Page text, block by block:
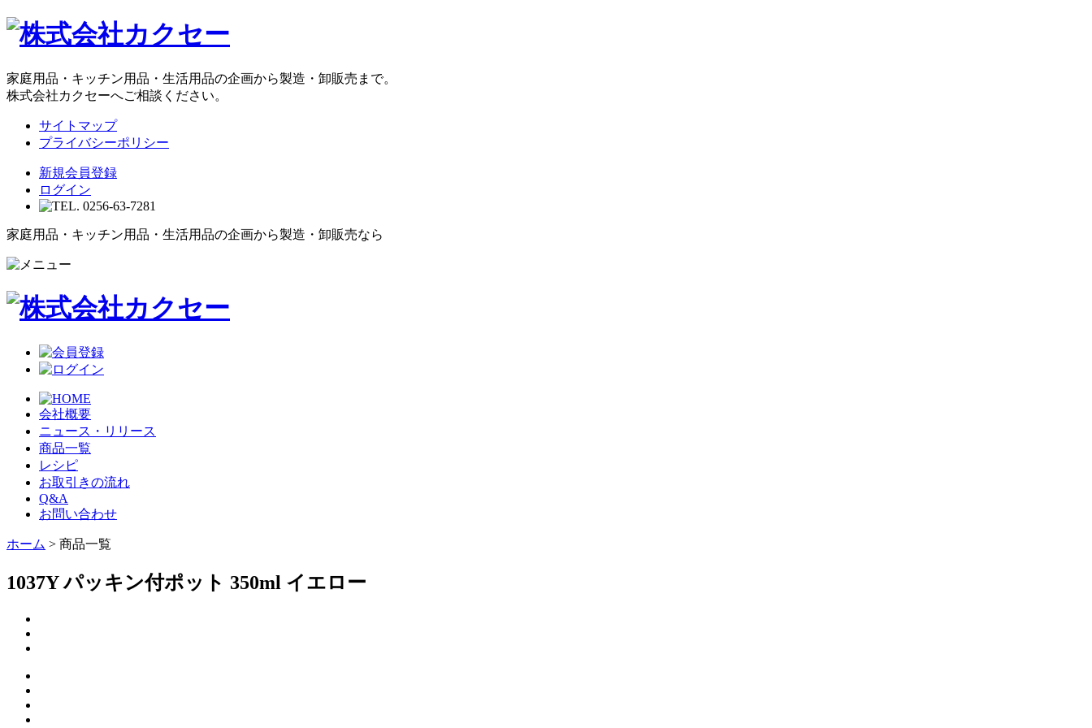
家庭用品・キッチン用品・生活用品の企画から製造・卸販売まで。
株式会社カクセーへご相談ください。
サイトマップ
プライバシーポリシー
新規会員登録
ログイン
家庭用品・キッチン用品・生活用品の企画から製造・卸販売なら
会社概要
ニュース・リリース
商品一覧
レシピ
お取引きの流れ
Q&A
お問い合わせ
ホーム > 商品一覧
1037Y パッキン付ポット 350ml イエロー